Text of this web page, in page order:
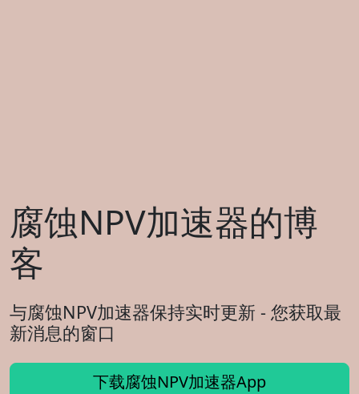
腐蚀NPV加速器的博
客
与腐蚀NPV加速器保持实时更新 - 您获取最
新消息的窗口
下载腐蚀NPV加速器App